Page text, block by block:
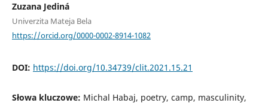
Zuzana Jediná
Univerzita Mateja Bela
https://orcid.org/0000-0002-8914-1082
DOI: https://doi.org/10.34739/clit.2021.15.21
Słowa kluczowe: Michal Habaj, poetry, camp, masculinity,